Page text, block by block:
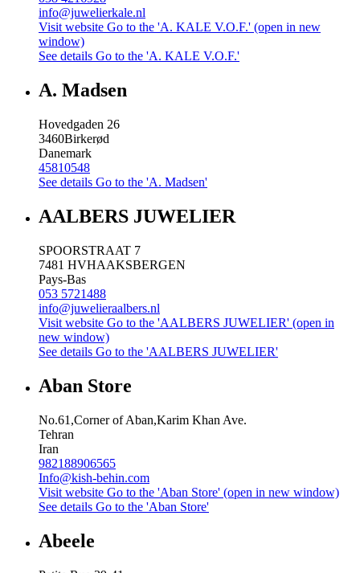
info@juwelierkale.nl
Visit website Go to the 'A. KALE V.O.F.' (open in new
window)
See details Go to the 'A. KALE V.O.F.'
A. Madsen
Hovedgaden 26
3460Birkerød
Danemark
45810548
See details Go to the 'A. Madsen'
AALBERS JUWELIER
SPOORSTRAAT 7
7481 HVHAAKSBERGEN
Pays-Bas
053 5721488
info@juwelieraalbers.nl
Visit website Go to the 'AALBERS JUWELIER' (open in
new window)
See details Go to the 'AALBERS JUWELIER'
Aban Store
No.61,Corner of Aban,Karim Khan Ave.
Tehran
Iran
982188906565
Info@kish-behin.com
Visit website Go to the 'Aban Store' (open in new window)
See details Go to the 'Aban Store'
Abeele